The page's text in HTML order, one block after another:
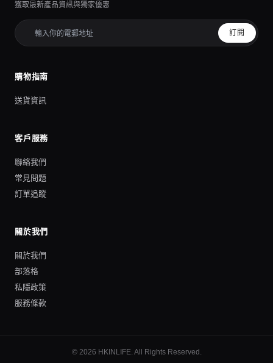
獲取最新產品資訊與獨家優惠
訂閱
購物指南
送貨資訊
客戶服務
聯絡我們
常見問題
訂單追蹤
關於我們
關於我們
部落格
私隱政策
服務條款
© 2026 HKINLIFE. All Rights Reserved.